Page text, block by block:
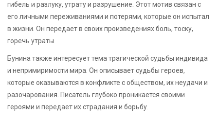
гибель и разлуку, утрату и разрушение. Этот мотив связан с
его личными переживаниями и потерями, которые он испытал
в жизни. Он передает в своих произведениях боль, тоску,
горечь утраты.
Бунина также интересует тема трагической судьбы индивида
и непримиримости мира. Он описывает судьбы героев,
которые оказываются в конфликте с обществом, их неудачи и
разочарования. Писатель глубоко проникается своими
героями и передает их страдания и борьбу.